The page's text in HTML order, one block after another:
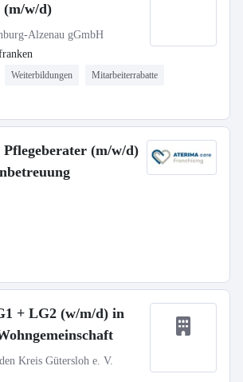
(m/w/d)
Alzenau gGmbH
Weiterbildungen Mitarbeiterrabatte
Pflegeberater (m/w/d)
+ LG2 (w/m/d) in
Kreis Gütersloh e. V.